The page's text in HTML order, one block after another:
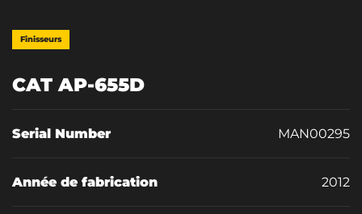
Finisseurs
CAT AP-655D
Serial Number MAN00295
Année de fabrication 2012